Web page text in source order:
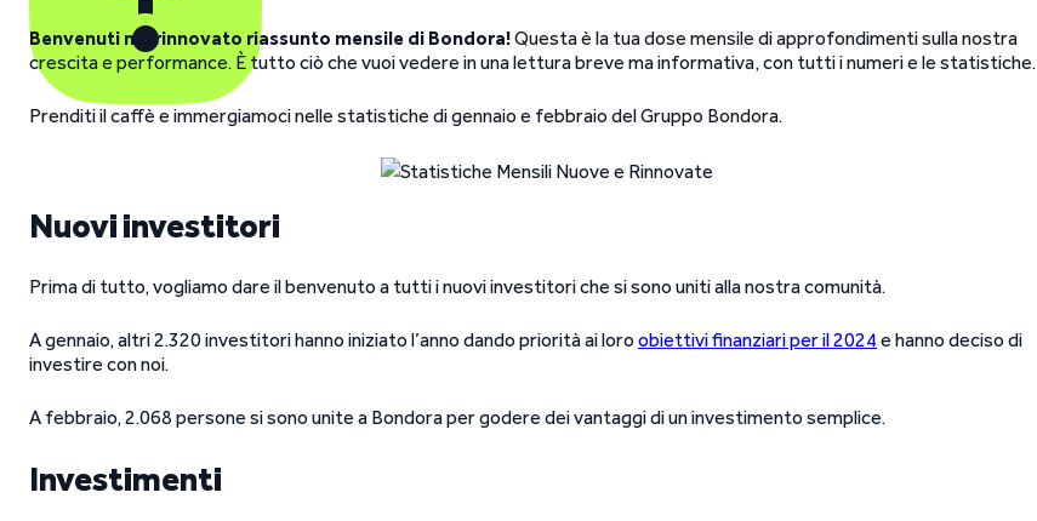
Benvenuti nel rinnovato riassunto mensile di Bondora!Questa è la tua dose mensile di approfondimenti sulla nostra
crescita e performance. È tutto ciò che vuoi vedere in una lettura breve ma informativa, con tutti i numeri e le statistiche.
Prenditi il caffè e immergiamoci nelle statistiche di gennaio e febbraio del Gruppo Bondora.
Nuovi investitori
Prima di tutto, vogliamo dare il benvenuto a tutti i nuovi investitori che si sono uniti alla nostra comunità.
A gennaio, altri 2.320 investitori hanno iniziato l’anno dando priorità ai loro obiettivi finanziari per il 2024 e hanno deciso di
investire con noi.
A febbraio, 2.068 persone si sono unite a Bondora per godere dei vantaggi di un investimento semplice.
Investimenti